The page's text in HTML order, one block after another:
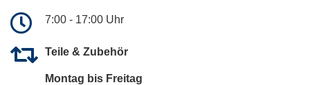
7:00 - 17:00 Uhr
Teile & Zubehör
Montag bis Freitag